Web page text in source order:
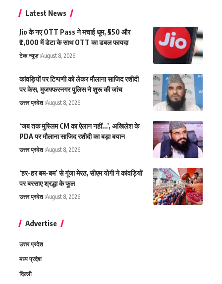
Latest News
Jio के नए OTT Pass ने मचाई धूम, ₹550 और
₹2,000 में डेटा के साथ OTT का डबल फायदा
टेक न्यूज़ August 8, 2026
कांवड़ियों पर टिप्पणी को लेकर मौलाना साजिद रशीदी
पर केस, मुजफ्फरनगर पुलिस ने शुरू की जांच
उत्तर प्रदेश August 8, 2026
‘जब तक मुस्लिम CM का ऐलान नहीं…’, अखिलेश के
PDA पर मौलाना साजिद रशीदी का बड़ा बयान
उत्तर प्रदेश August 8, 2026
‘हर-हर बम-बम’ से गूंजा मेरठ, सीएम योगी ने कांवड़ियों
पर बरसाए श्रद्धा के फूल
उत्तर प्रदेश August 8, 2026
Advertise
उत्तर प्रदेश
मध्य प्रदेश
दिल्ली